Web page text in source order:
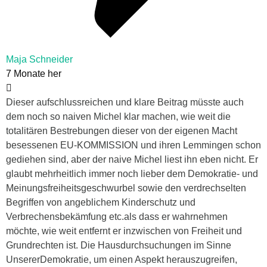
Maja Schneider
7 Monate her
Dieser aufschlussreichen und klare Beitrag müsste auch
dem noch so naiven Michel klar machen, wie weit die
totalitären Bestrebungen dieser von der eigenen Macht
besessenen EU-KOMMISSION und ihren Lemmingen schon
gediehen sind, aber der naive Michel liest ihn eben nicht. Er
glaubt mehrheitlich immer noch lieber dem Demokratie- und
Meinungsfreiheitsgeschwurbel sowie den verdrechselten
Begriffen von angeblichem Kinderschutz und
Verbrechensbekämfung etc.als dass er wahrnehmen
möchte, wie weit entfernt er inzwischen von Freiheit und
Grundrechten ist. Die Hausdurchsuchungen im Sinne
UnsererDemokratie, um einen Aspekt herauszugreifen,